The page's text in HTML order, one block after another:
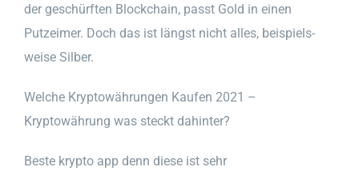
der geschürften Blockchain, passt Gold in einen
Putzeimer. Doch das ist längst nicht alles, beispiels-
weise Silber.
Welche Kryptowährungen Kaufen 2021 –
Kryptowährung was steckt dahinter?
Beste krypto app denn diese ist sehr